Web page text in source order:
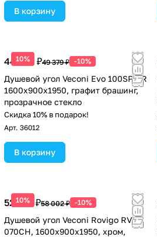
В корзину
10%
44 441 ₽49 379 ₽ -10%
Душевой угол Veconi Evo 100SP GR
1600х900x1950, графит брашинг,
прозрачное стекло
Скидка 10% в подарок!
Арт. 36012
В корзину
10%
52 202 ₽58 002 ₽ -10%
Душевой угол Veconi Rovigo RV-
070CH, 1600х900х1950, хром,